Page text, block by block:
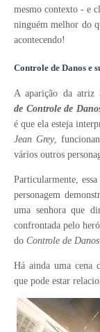
mesmo contexto - e
ninguém melhor do
acontecendo!
Controle de Danos e
A aparição da atriz
de Controle de
é que ela esteja
Jean Grey,
vários outros
Particularmente,
personagem
uma senhora que
confrontada pelo
do Controle de Danos
Há ainda uma cena
que pode estar